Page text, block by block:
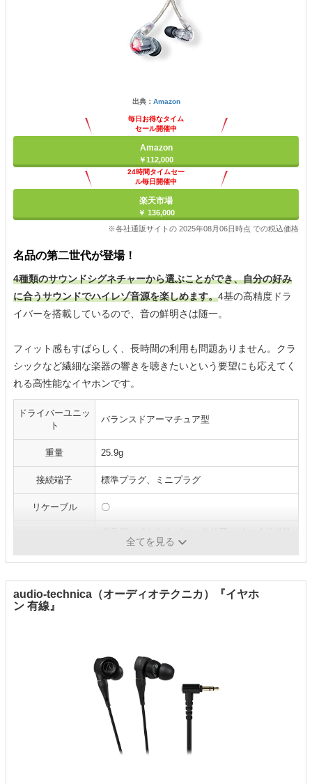
出典： Amazon
毎日お得なタイム
セール開催中
Amazon
￥112,000
24時間タイムセー
ル毎日開催中
楽天市場
￥ 136,000
※各社通販サイトの 2025年08月06日時点 での税込価格
名品の第二世代が登場！
4種類のサウンドシグネチャーから選ぶことができ、自分の好み
に合うサウンドでハイレゾ音源を楽しめます。4基の高精度ドラ
イバーを搭載しているので、音の鮮明さは随一。
フィット感もすばらしく、長時間の利用も問題ありません。クラ
シックなど繊細な楽器の響きを聴きたいという要望にも応えてく
れる高性能なイヤホンです。
ドライバーユニッ
ト
バランスドアーマチュア型
重量 25.9g
接続端子 標準プラグ、ミニプラグ
リケーブル 〇
全てを見る
audio-technica（オーディオテクニカ）『イヤホ
ン 有線』